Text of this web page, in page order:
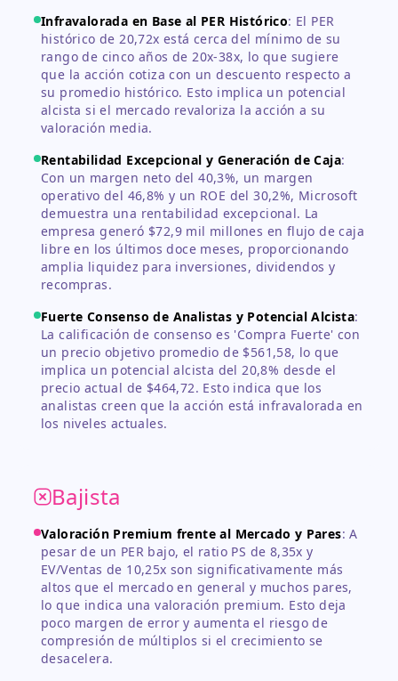
Infravalorada en Base al PER Histórico: El PER
histórico de 20,72x está cerca del mínimo de su
rango de cinco años de 20x-38x, lo que sugiere
que la acción cotiza con un descuento respecto a
su promedio histórico. Esto implica un potencial
alcista si el mercado revaloriza la acción a su
valoración media.
Rentabilidad Excepcional y Generación de Caja:
Con un margen neto del 40,3%, un margen
operativo del 46,8% y un ROE del 30,2%, Microsoft
demuestra una rentabilidad excepcional. La
empresa generó $72,9 mil millones en flujo de caja
libre en los últimos doce meses, proporcionando
amplia liquidez para inversiones, dividendos y
recompras.
Fuerte Consenso de Analistas y Potencial Alcista:
La calificación de consenso es 'Compra Fuerte' con
un precio objetivo promedio de $561,58, lo que
implica un potencial alcista del 20,8% desde el
precio actual de $464,72. Esto indica que los
analistas creen que la acción está infravalorada en
los niveles actuales.
Bajista
Valoración Premium frente al Mercado y Pares:A
pesar de un PER bajo, el ratio PS de 8,35x y
EV/Ventas de 10,25x son significativamente más
altos que el mercado en general y muchos pares,
lo que indica una valoración premium. Esto deja
poco margen de error y aumenta el riesgo de
compresión de múltiplos si el crecimiento se
desacelera.